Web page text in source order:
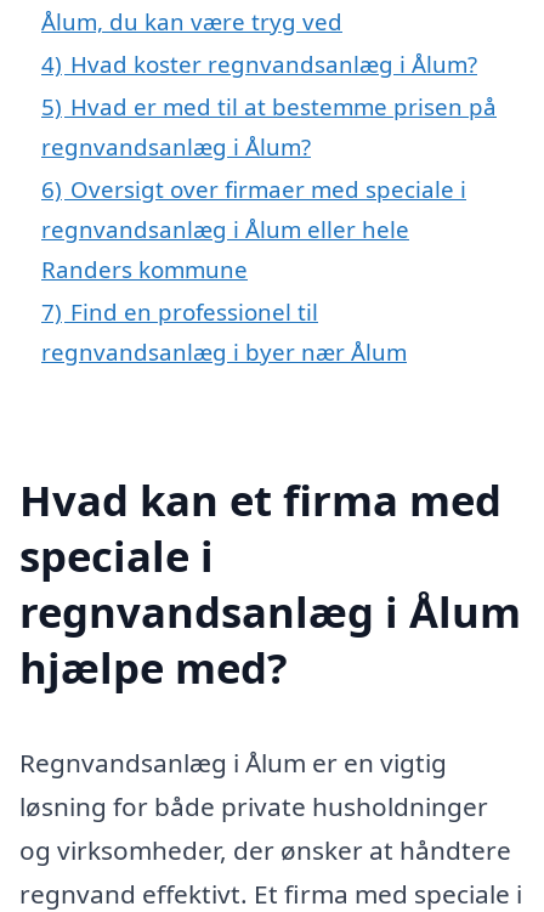
Ålum, du kan være tryg ved
4) Hvad koster regnvandsanlæg i Ålum?
5) Hvad er med til at bestemme prisen på
regnvandsanlæg i Ålum?
6) Oversigt over firmaer med speciale i
regnvandsanlæg i Ålum eller hele
Randers kommune
7) Find en professionel til
regnvandsanlæg i byer nær Ålum
Hvad kan et firma med
speciale i
regnvandsanlæg i Ålum
hjælpe med?
Regnvandsanlæg i Ålum er en vigtig
løsning for både private husholdninger
og virksomheder, der ønsker at håndtere
regnvand effektivt. Et firma med speciale i